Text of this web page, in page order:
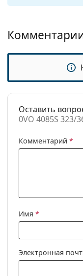
Пол:
Использование:
Оставить
0VO 4085S 323/
Комментарий *
Имя *
Электронная